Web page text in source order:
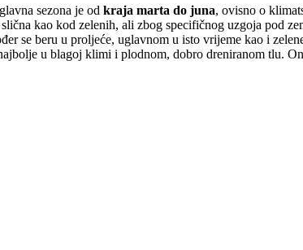
sezona je od kraja marta do juna, ovisno o
slična kao kod zelenih, ali zbog specifičnog uzgoja pod
se beru u proljeće, uglavnom u isto vrijeme kao i
u blagoj klimi i plodnom, dobro dreniranom tlu.